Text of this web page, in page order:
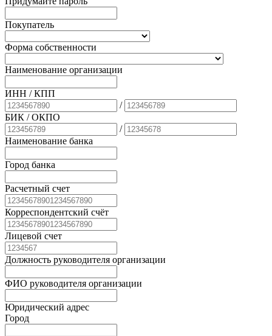
Покупатель
Форма собственности
Наименование организации
ИНН / КПП
/
БИК / ОКПО
/
Наименование банка
Город банка
Расчетный счет
Корреспондентский счёт
Лицевой счет
Должность руководителя организации
ФИО руководителя организации
Юридический адрес
Город